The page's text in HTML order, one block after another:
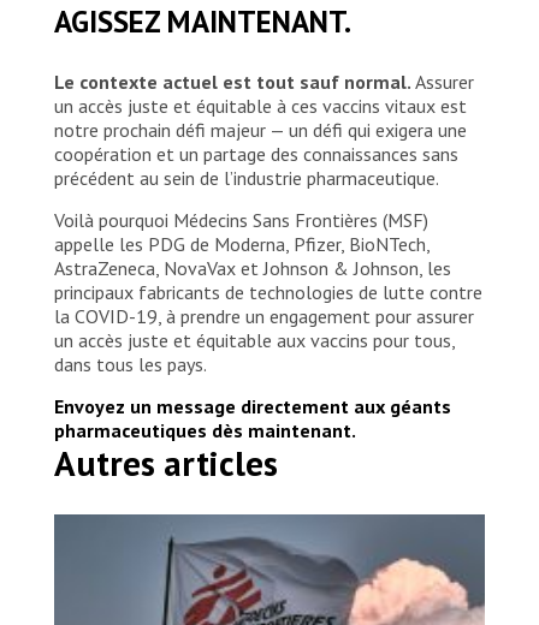
AGISSEZ MAINTENANT.
Le contexte actuel est tout sauf normal. Assurer
un accès juste et équitable à ces vaccins vitaux est
notre prochain défi majeur — un défi qui exigera une
coopération et un partage des connaissances sans
précédent au sein de l’industrie pharmaceutique.
Voilà pourquoi Médecins Sans Frontières (MSF)
appelle les PDG de Moderna, Pfizer, BioNTech,
AstraZeneca, NovaVax et Johnson & Johnson, les
principaux fabricants de technologies de lutte contre
la COVID-19, à prendre un engagement pour assurer
un accès juste et équitable aux vaccins pour tous,
dans tous les pays.
Envoyez un message directement aux géants
pharmaceutiques dès maintenant.
Autres articles